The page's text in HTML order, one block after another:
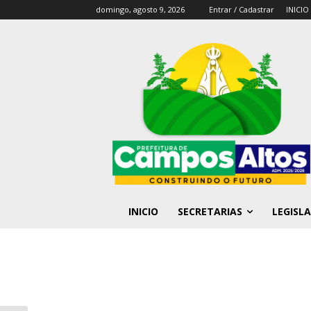
domingo, agosto 9, 2026 Entrar / Cadastrar INICIO
INICIO SECRETARIAS